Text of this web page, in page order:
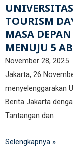
Gizi
Doktoral
Magister
Magister
Magister
Mon - Fri: 9:00
TOURISM
MASA
MENUJU 5
November 28, 2025
Jakarta, 26
menyelenggarakan
Berita Jakarta
Tantangan dan
Selengkapnya »